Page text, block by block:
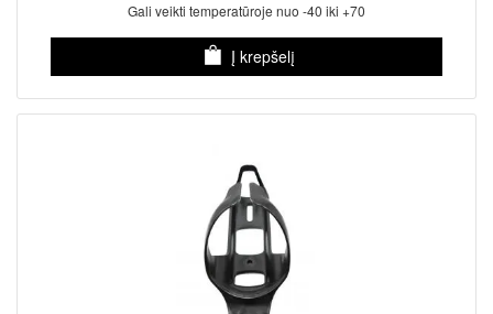
Gali veikti temperatūroje nuo -40 iki +70
Į krepšelį